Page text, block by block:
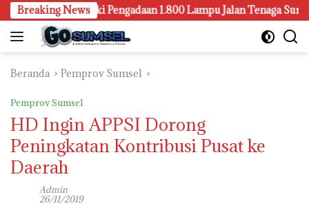
Langsung
ke
konten
Breaking News
Juga Selidiki Pengadaan 1.800 Lampu Jalan Tenaga Surya
Beranda Pemprov Sumsel
Pemprov Sumsel
HD Ingin APPSI Dorong
Peningkatan Kontribusi Pusat ke
Daerah
Admin
26/11/2019